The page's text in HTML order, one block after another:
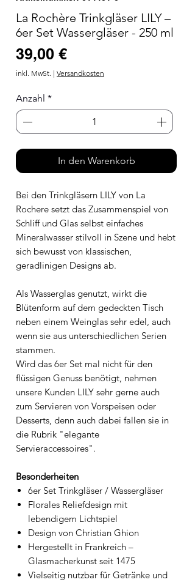
La Rochère Trinkgläser LILY –
6er Set Wassergläser - 250 ml
39,00 €Preis
inkl. MwSt. | Versandkosten
Anzahl *
In den Warenkorb
Bei den Trinkgläsern LILY von La
Rochere setzt das Zusammenspiel von
Schliff und Glas selbst einfaches
Mineralwasser stilvoll in Szene und hebt
sich bewusst von klassischen,
geradlinigen Designs ab.
Als Wasserglas genutzt, wirkt die
Blütenform auf dem gedeckten Tisch
neben einem Weinglas sehr edel, auch
wenn sie aus unterschiedlichen Serien
stammen.
Wird das 6er Set mal nicht für den
flüssigen Genuss benötigt, nehmen
unsere Kunden LILY sehr gerne auch
zum Servieren von Vorspeisen oder
Desserts, denn auch dabei fallen sie in
die Rubrik "elegante
Servieraccessoires".
Besonderheiten
6er Set Trinkgläser / Wassergläser
Florales Reliefdesign mit
lebendigem Lichtspiel
Design von Christian Ghion
Hergestellt in Frankreich –
Glasmacherkunst seit 1475
Vielseitig nutzbar für Getränke und